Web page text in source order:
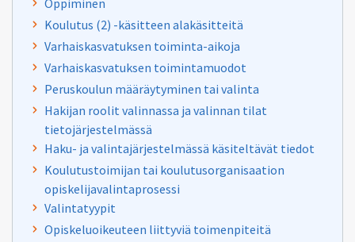
Oppiminen
Koulutus (2) -käsitteen alakäsitteitä
Varhaiskasvatuksen toiminta-aikoja
Varhaiskasvatuksen toimintamuodot
Peruskoulun määräytyminen tai valinta
Hakijan roolit valinnassa ja valinnan tilat
tietojärjestelmässä
Haku- ja valintajärjestelmässä käsiteltävät tiedot
Koulutustoimijan tai koulutusorganisaation
opiskelijavalintaprosessi
Valintatyypit
Opiskeluoikeuteen liittyviä toimenpiteitä